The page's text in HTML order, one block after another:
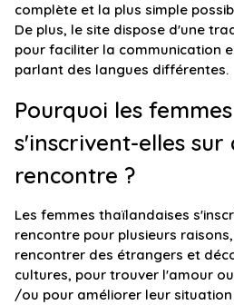
complète et la plus simple
De plus, le site dispose d'une
pour faciliter la communication
parlant des langues différentes.
Pourquoi les
s'inscrivent-elles sur
rencontre ?
Les femmes thaïlandaises
rencontre pour plusieurs
rencontrer des étrangers et
cultures, pour trouver l'amour
/ou pour améliorer leur